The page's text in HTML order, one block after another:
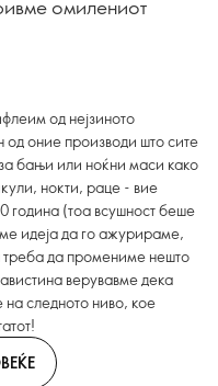
омилениот
од нејзиното
оние производи што сите
бањи или ноќни маси како
нокти, раце - вие
година (тоа всушност беше
идеја да го ажурираме,
да промениме нешто
верувавме дека
следното ниво, кое